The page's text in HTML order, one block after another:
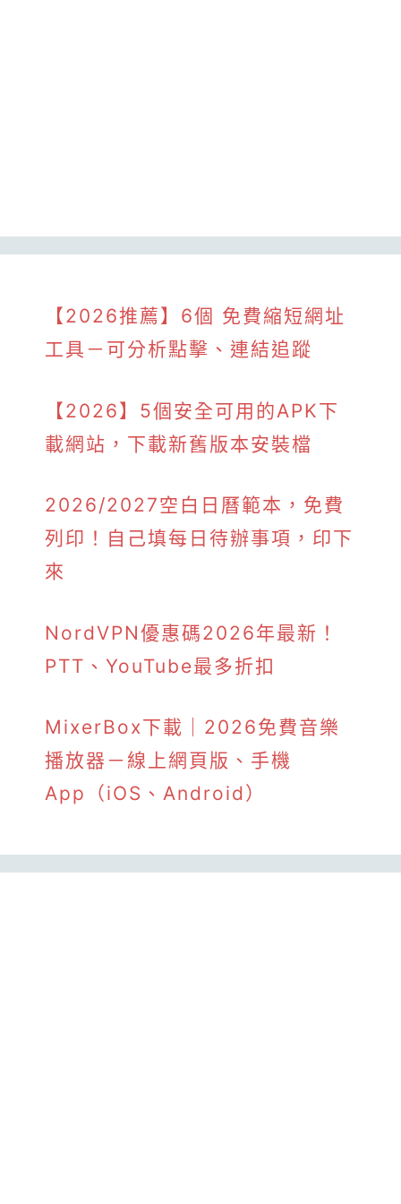
【2026推薦】6個 免費縮短網址
工具－可分析點擊、連結追蹤
【2026】5個安全可用的APK下
載網站，下載新舊版本安裝檔
2026/2027空白日曆範本，免費
列印！自己填每日待辦事項，印下
來
NordVPN優惠碼2026年最新！
PTT、YouTube最多折扣
MixerBox下載｜2026免費音樂
播放器－線上網頁版、手機
App（iOS、Android）